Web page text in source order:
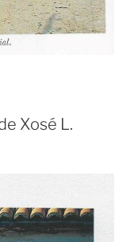
Xosé L.